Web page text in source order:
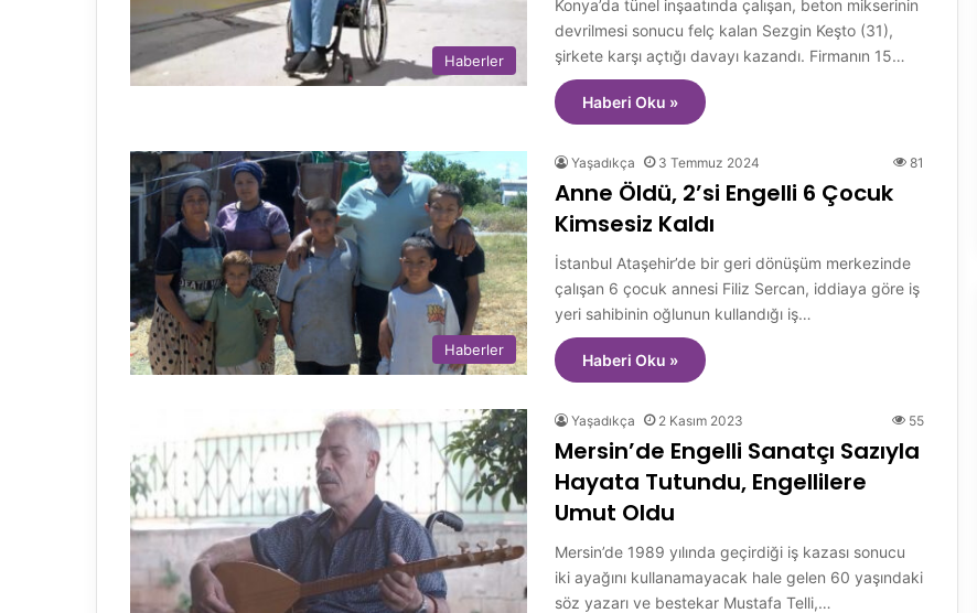
Haberler
Konya’da tünel inşaatında çalışan, beton mikserinin
devrilmesi sonucu felç kalan Sezgin Keşto (31),
şirkete karşı açtığı davayı kazandı. Firmanın 15…
Haberi Oku »
Haberler
Yaşadıkça 3 Temmuz 2024 81
Anne Öldü, 2’si Engelli 6 Çocuk
Kimsesiz Kaldı
İstanbul Ataşehir’de bir geri dönüşüm merkezinde
çalışan 6 çocuk annesi Filiz Sercan, iddiaya göre iş
yeri sahibinin oğlunun kullandığı iş…
Haberi Oku »
Yaşadıkça 2 Kasım 2023 55
Mersin’de Engelli Sanatçı Sazıyla
Hayata Tutundu, Engellilere
Umut Oldu
Mersin’de 1989 yılında geçirdiği iş kazası sonucu
iki ayağını kullanamayacak hale gelen 60 yaşındaki
söz yazarı ve bestekar Mustafa Telli,…